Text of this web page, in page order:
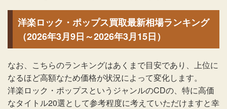
洋楽ロック・ポップス買取最新相場ランキング
（2026年3月9日～2026年3月15日）
なお、こちらのランキングはあくまで目安であり、上位に
なるほど高額なため価格が状況によって変化します。
洋楽ロック・ポップスというジャンルのCDの、特に高価
なタイトル20選として参考程度に考えていただけますと幸